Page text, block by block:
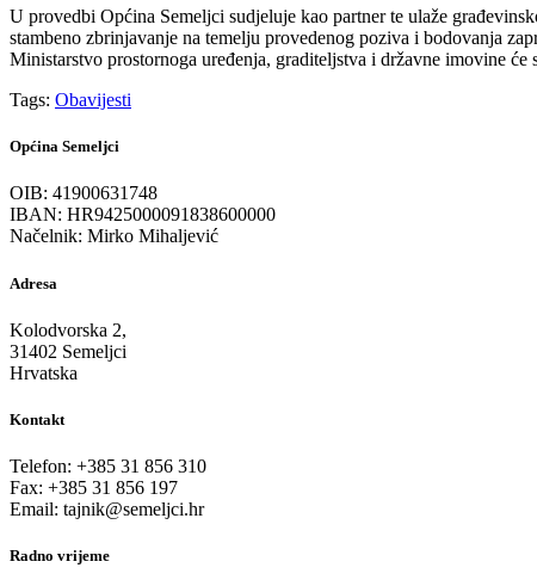
U provedbi Općina Semeljci sudjeluje kao partner te ulaže
stambeno zbrinjavanje na temelju provedenog poziva i bodovanja
Ministarstvo prostornoga uređenja, graditeljstva i državne imovine
Tags: Obavijesti
Općina Semeljci
OIB: 41900631748
IBAN: HR9425000091838600000
Načelnik: Mirko Mihaljević
Adresa
Kolodvorska 2,
31402 Semeljci
Hrvatska
Kontakt
Telefon: +385 31 856 310
Fax: +385 31 856 197
Email: tajnik@semeljci.hr
Radno vrijeme